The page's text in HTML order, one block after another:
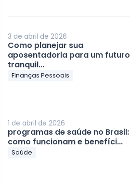
3 de abril de 2026
Como planejar sua
aposentadoria para um futuro
tranquil...
Finanças Pessoais
1 de abril de 2026
programas de saúde no Brasil:
como funcionam e benefíci...
Saúde